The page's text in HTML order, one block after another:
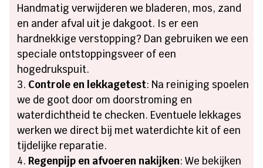
Handmatig verwijderen we bladeren, mos, zand
en ander afval uit je dakgoot. Is er een
hardnekkige verstopping? Dan gebruiken we een
speciale ontstoppingsveer of een
hogedrukspuit.
Controle en lekkagetest: Na reiniging spoelen
we de goot door om doorstroming en
waterdichtheid te checken. Eventuele lekkages
werken we direct bij met waterdichte kit of een
tijdelijke reparatie.
Regenpijp en afvoeren nakijken: We bekijken